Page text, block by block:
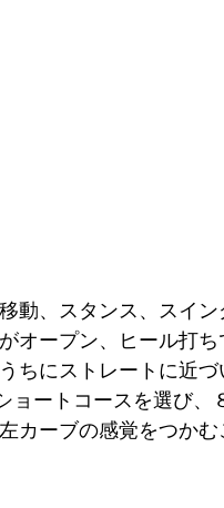
動、スタンス、スイ
オープン、ヒール打
ちにストレートに近
ョートコースを選び
カーブの感覚をつか